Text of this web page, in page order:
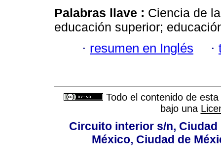
Palabras llave : Ciencia de
educación superior;
· resumen en Inglés ·
Todo el contenido de
bajo una
Circuito interior s/n, Ciudad
México, Ciudad de